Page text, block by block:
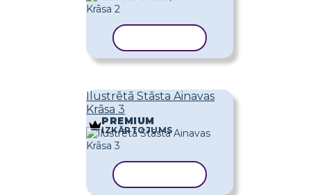
Ilustrētā Stāsta Ainavas
Krāsa 3
PREMIUM
IZKĀRTOJUMS